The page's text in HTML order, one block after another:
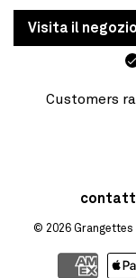
Visita il negozio
Customers
© 2026 Grangettes